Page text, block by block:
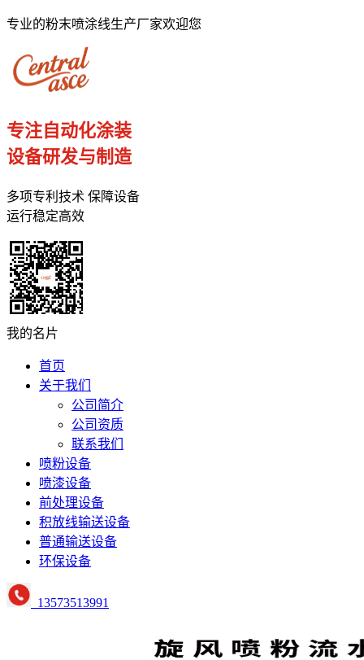
专业的粉末喷涂线生产厂家欢迎您
专注自动化涂装
设备研发与制造
多项专利技术 保障设备
运行稳定高效
我的名片
首页
关于我们
公司简介
公司资质
联系我们
喷粉设备
喷漆设备
前处理设备
积放线输送设备
普通输送设备
环保设备
13573513991